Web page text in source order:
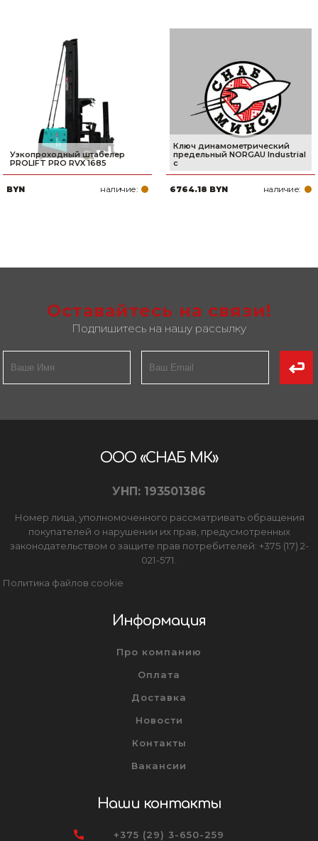
Узкопроходный штабелер
PROLIFT PRO RVX 1685
BYN наличие:
Ключ динамометрический
предельный NORGAU Industrial
с
6764.18 BYN наличие:
Оставайтесь на связи!
Подпишитесь на нашу рассылку
ООО «СНАБ МК»
УНП: 193501386
Номер лица, уполномоченного рассматривать обращения
покупателей о нарушении их прав, предусмотренных
законодательством о защите прав потребителей: +375 (17) 2-
021-571.
Политика файлов cookie
Информация
Про компанию
Оплата
Доставка
Новости
Контакты
Вакансии
Наши контакты
+375 (29) 3-650-259